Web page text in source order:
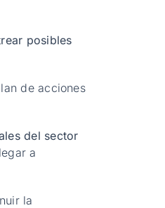
posibles
de acciones
del sector
a
la